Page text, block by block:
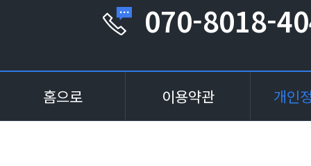
070-8018-
홈으로 이용약관 개인